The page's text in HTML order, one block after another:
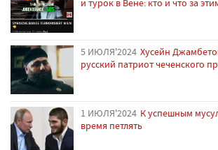
5 ИЮЛЯ'2024 Хусейн
русский патриот чеченского
1 ИЮЛЯ'2024 К успешным
время петлять